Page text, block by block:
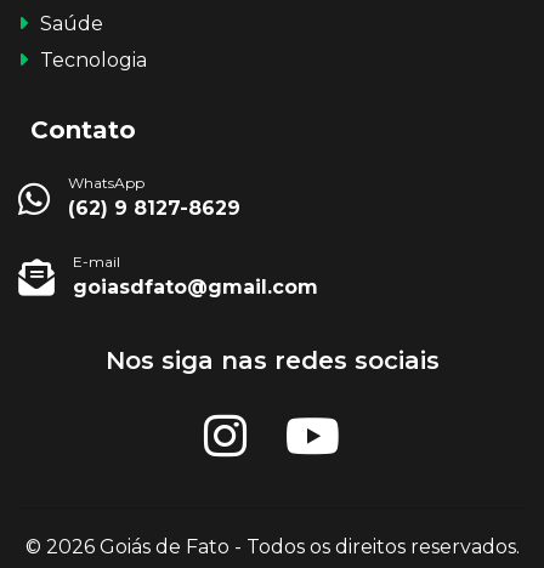
Saúde
Tecnologia
Contato
WhatsApp
(62) 9 8127-8629
E-mail
goiasdfato@gmail.com
Nos siga nas redes sociais
© 2026 Goiás de Fato - Todos os direitos reservados.